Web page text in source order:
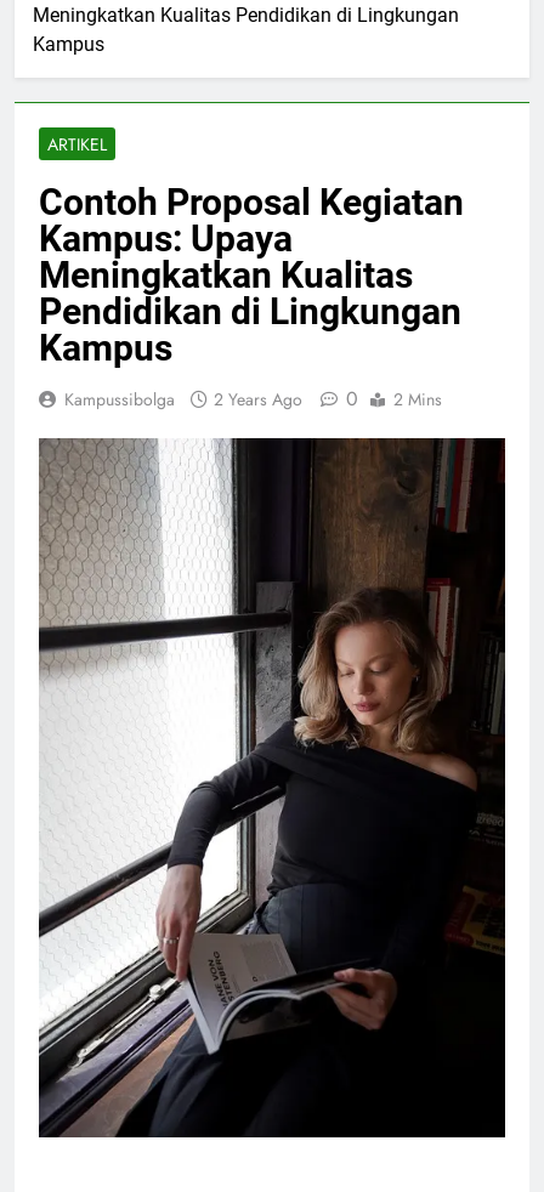
Meningkatkan Kualitas Pendidikan di Lingkungan
Kampus
ARTIKEL
Contoh Proposal Kegiatan
Kampus: Upaya
Meningkatkan Kualitas
Pendidikan di Lingkungan
Kampus
Kampussibolga 2 Years Ago 0 2 Mins